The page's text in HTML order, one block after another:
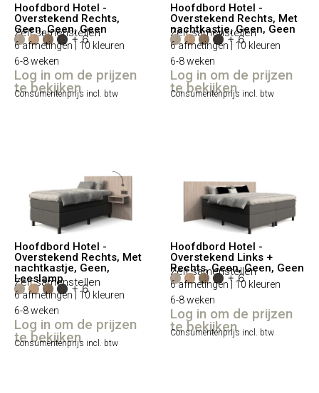
Hoofdbord Hotel -
Overstekend Rechts,
Geen, Geen, Geen
Zelf samenstellen
+ 6
6 afmetingen | 10 kleuren
6-8 weken
Log in om de prijzen
te bekijken
Consumentenprijs incl. btw
Hoofdbord Hotel -
Overstekend Rechts, Met
nachtkastje, Geen, Geen
Zelf samenstellen
+ 6
6 afmetingen | 10 kleuren
6-8 weken
Log in om de prijzen
te bekijken
Consumentenprijs incl. btw
Hoofdbord Hotel -
Overstekend Rechts, Met
nachtkastje, Geen,
Leeslamp
Zelf samenstellen
+ 6
6 afmetingen | 10 kleuren
6-8 weken
Log in om de prijzen
te bekijken
Consumentenprijs incl. btw
Hoofdbord Hotel -
Overstekend Links +
Rechts, Geen, Geen, Geen
Zelf samenstellen
+ 6
6 afmetingen | 10 kleuren
6-8 weken
Log in om de prijzen
te bekijken
Consumentenprijs incl. btw